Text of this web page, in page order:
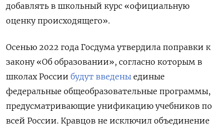
добавлять в школьный курс «официальную
оценку происходящего».
Осенью 2022 года Госдума утвердила поправки к
закону «Об образовании», согласно которым в
школах России будут введены единые
федеральные общеобразовательные программы,
предусматривающие унификацию учебников по
всей России. Кравцов не исключил объединение